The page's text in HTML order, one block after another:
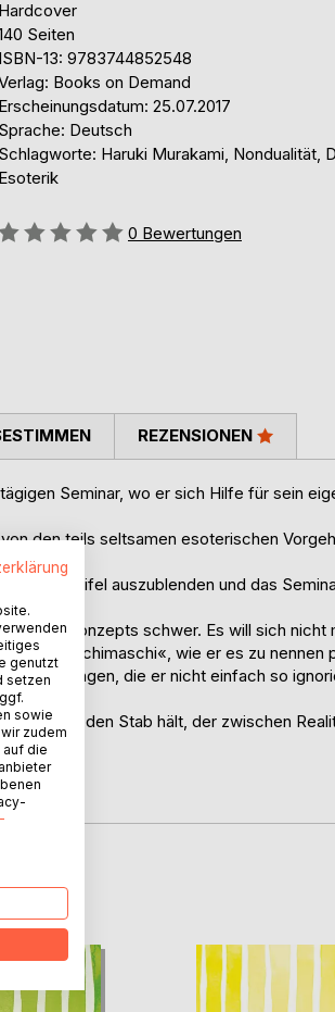
Hardcover
Seiten
ISBN-13: 9783744852548
Books on Demand
Erscheinungsdatum: 25.07.2017
Sprache: Deutsch
Schlagworte: Haruki Murakami, Nondualität,
Esoterik
0 Bewertungen
Seminar, wo er sich Hilfe für sein
den teils seltsamen esoterischen
Zweifel auszublenden und das
schwer. Es will sich nicht
wie er es zu nennen
die er nicht einfach so
der Leser den Stab hält, der zwischen
REZENSIONEN
genutzt
setzen
sowie
zudem
auf die